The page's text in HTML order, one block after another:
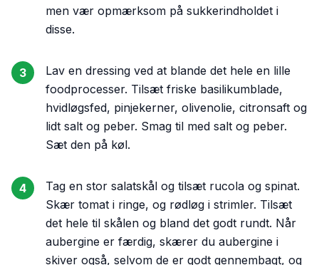
men vær opmærksom på sukkerindholdet i
disse.
3
Lav en dressing ved at blande det hele en lille
foodprocesser. Tilsæt friske basilikumblade,
hvidløgsfed, pinjekerner, olivenolie, citronsaft og
lidt salt og peber. Smag til med salt og peber.
Sæt den på køl.
4
Tag en stor salatskål og tilsæt rucola og spinat.
Skær tomat i ringe, og rødløg i strimler. Tilsæt
det hele til skålen og bland det godt rundt. Når
aubergine er færdig, skærer du aubergine i
skiver også, selvom de er godt gennembagt, og